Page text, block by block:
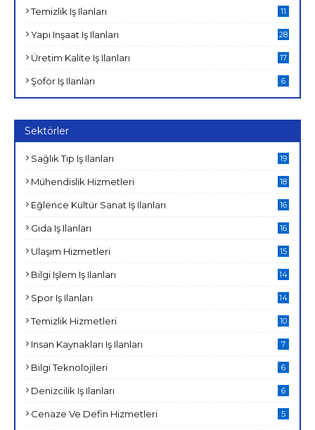
Temizlik Iş Ilanları 11
Yapı Inşaat Iş Ilanları 28
Üretim Kalite Iş Ilanları 17
Şoför Iş Ilanları 6
Sektörler
Sağlık Tıp Iş Ilanları 19
Mühendislik Hizmetleri 18
Eğlence Kültür Sanat Iş Ilanları 16
Gıda Iş Ilanları 16
Ulaşım Hizmetleri 15
Bilgi Işlem Iş Ilanları 14
Spor Iş Ilanları 14
Temizlik Hizmetleri 10
Insan Kaynakları Iş Ilanları 7
Bilgi Teknolojileri 6
Denizcilik Iş Ilanları 6
Cenaze Ve Defin Hizmetleri 5